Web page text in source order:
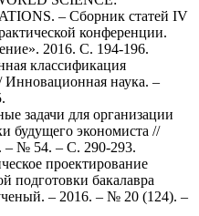
– Сборник статей IV
конференции.
2016. С. 194-196.
классификация
Инновационная наука. –
задачи для организации
будущего экономиста //
– № 54. – С. 290-293.
проектирование
подготовки бакалавра
– 2016. – № 20 (124). –